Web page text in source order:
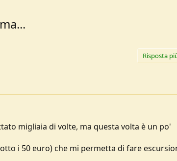
Risposta
migliaia di volte, ma questa volta è un po'
i 50 euro) che mi permetta di fare